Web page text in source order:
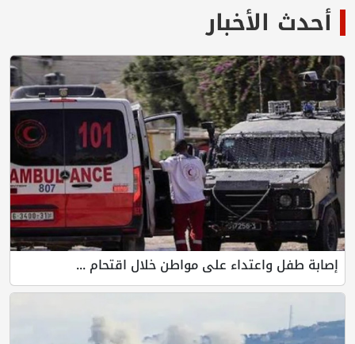
أحدث الأخبار
إصابة طفل واعتداء على مواطن خلال اقتحام ...